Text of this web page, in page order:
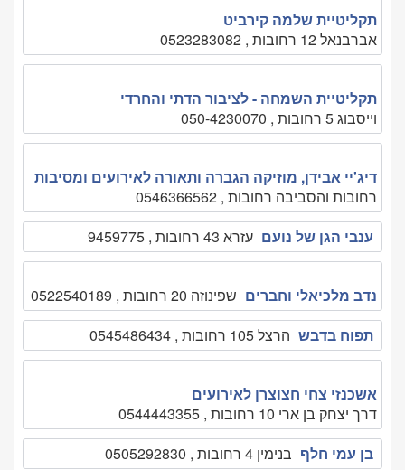
תקליטיית שלמה קירביט
אברבנאל 12 רחובות , 0523283082
תקליטיית השמחה - לציבור הדתי והחרדי
וייסבוג 5 רחובות , 050-4230070
דיג'יי אבידן, מוזיקה הגברה ותאורה לאירועים ומסיבות
רחובות והסביבה רחובות , 0546366562
ענבי הגן של נועם עזרא 43 רחובות , 9459775
נדב מלכיאלי וחברים שפינוזה 20 רחובות , 0522540189
תפוח בדבש הרצל 105 רחובות , 0545486434
אשכנזי צחי חצוצרן לאירועים
דרך יצחק בן ארי 10 רחובות , 0544443355
בן עמי חלף בנימין 4 רחובות , 0505292830